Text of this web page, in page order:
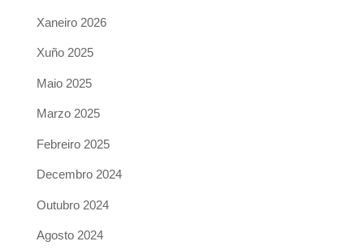
Xaneiro 2026
Xuño 2025
Maio 2025
Marzo 2025
Febreiro 2025
Decembro 2024
Outubro 2024
Agosto 2024